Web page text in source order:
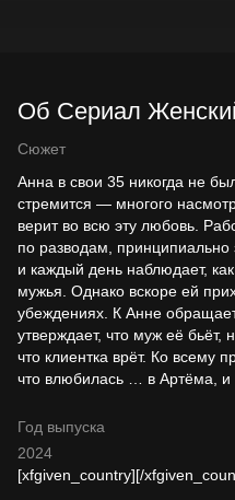
Об Сериал
Сюжет
Анна в свои 35 никогда не
стремится — многого
верит во всю эту любовь.
по разводам,
и каждый день наблюдает,
мужья. Однако вскоре ей
убеждениях. К Анне
утверждает, что муж её бьёт,
что клиентка врёт. Ко всему
что влюбилась … в Артёма, и
Год выпуска
2024
[xfgiven_country][/